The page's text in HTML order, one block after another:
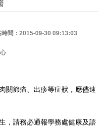
間：2015-09-30 09:13:03
關節痛、出疹等症狀，應儘速
，請務必通報學務處健康及諮